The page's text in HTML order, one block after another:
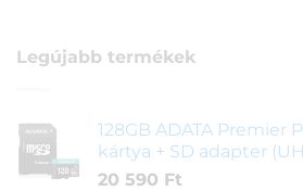
Legújabb termékek
128GB ADATA Premier
kártya + SD adapter
20 590 Ft